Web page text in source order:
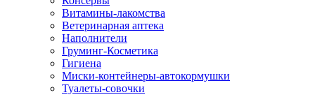
Витамины-лакомства
Ветеринарная аптека
Наполнители
Груминг-Косметика
Гигиена
Миски-контейнеры-автокормушки
Туалеты-совочки